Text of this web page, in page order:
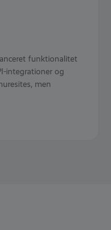
funktionalitet
integrationer og
men